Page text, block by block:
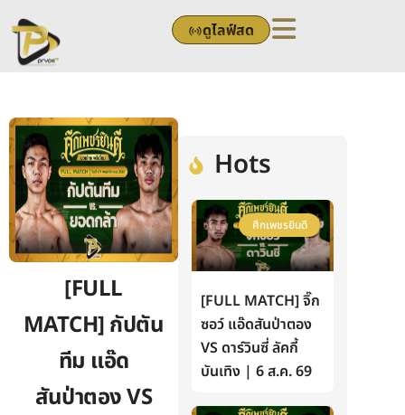
to
content
ดูไลฟ์สด
[FULL
MATCH] กัปตัน
ทีม แอ๊ด
สันป่าตอง VS
Hots
ศึกเพชรยินดี
[FULL MATCH] จิ๊ก
ซอว์ แอ๊ดสันป่าตอง
VS ดาร์วินซี่ ลัคกี้
บันเทิง | 6 ส.ค. 69